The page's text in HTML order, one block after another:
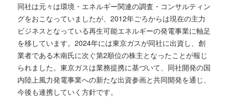
同社は元々は環境・エネルギー関連の調査・コンサルティン
グをおこなっていましたが、2012年ごろからは現在の主力
ビジネスとなっている再生可能エネルギーの発電事業に軸足
を移しています。2024年には東京ガスが同社に出資し、創
業者である木南氏に次ぐ第2順位の株主となったことが報じ
られました。東京ガスは業務提携に基づいて、同社開発の国
内陸上風力発電事業への新たな出資参画と共同開発を通じ、
今後も連携していく方針です。